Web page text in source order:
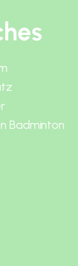
Badminton